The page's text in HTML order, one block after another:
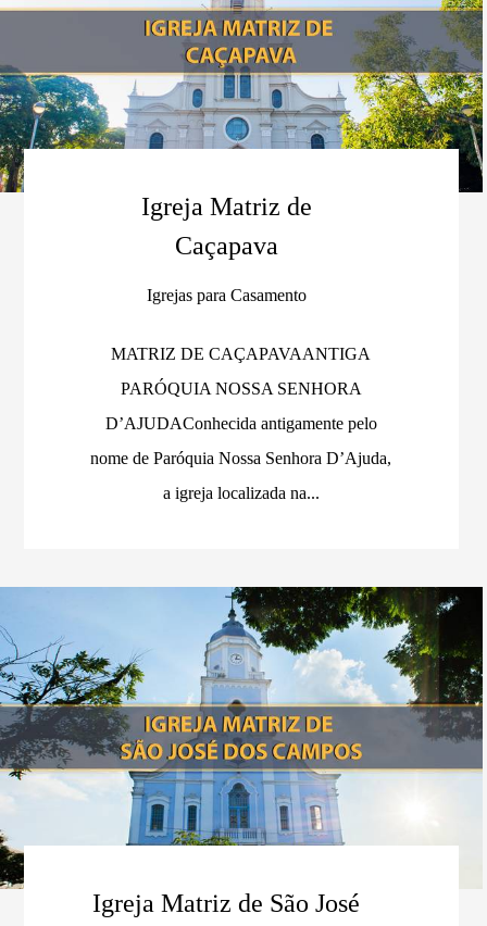
Igreja Matriz de
Caçapava
Igrejas para Casamento
MATRIZ DE CAÇAPAVAANTIGA
PARÓQUIA NOSSA SENHORA
D’AJUDAConhecida antigamente pelo
nome de Paróquia Nossa Senhora D’Ajuda,
a igreja localizada na...
Igreja Matriz de São José